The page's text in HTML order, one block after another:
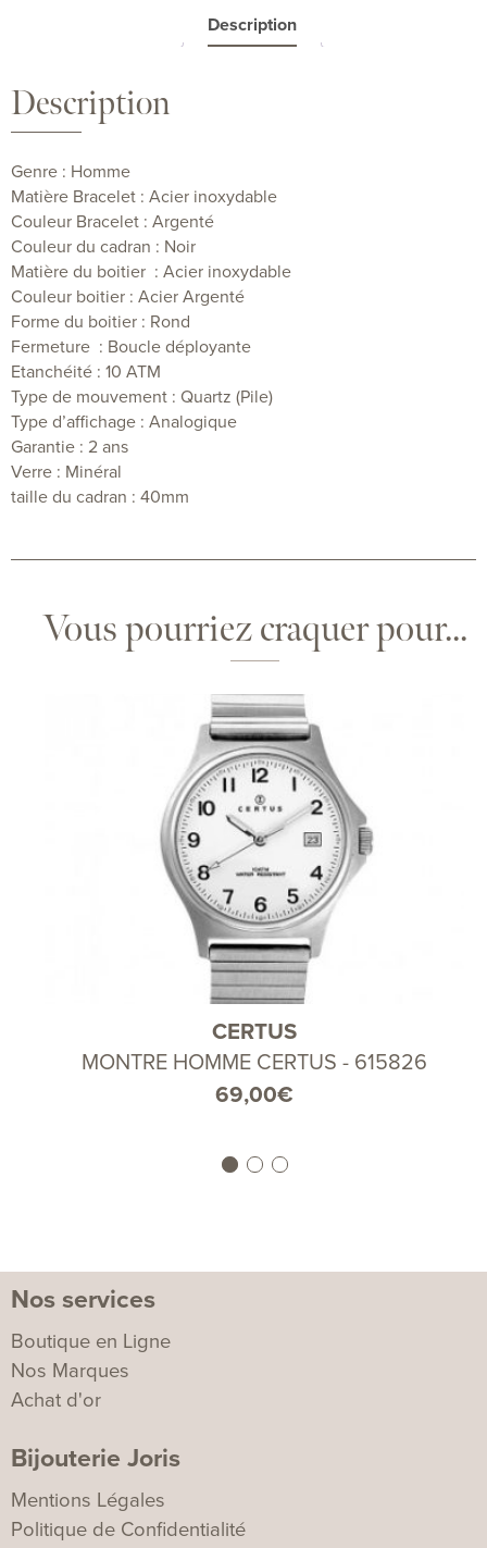
Description
Description
Genre : Homme
Matière Bracelet : Acier inoxydable
Couleur Bracelet : Argenté
Couleur du cadran : Noir
Matière du boitier : Acier inoxydable
Couleur boitier : Acier Argenté
Forme du boitier : Rond
Fermeture : Boucle déployante
Etanchéité : 10 ATM
Type de mouvement : Quartz (Pile)
Type d’affichage : Analogique
Garantie : 2 ans
Verre : Minéral
taille du cadran : 40mm
Vous pourriez craquer pour...
CERTUS
MONTRE HOMME CERTUS - 615826
69,00€
Nos services
Boutique en Ligne
Nos Marques
Achat d'or
Bijouterie Joris
Mentions Légales
Politique de Confidentialité